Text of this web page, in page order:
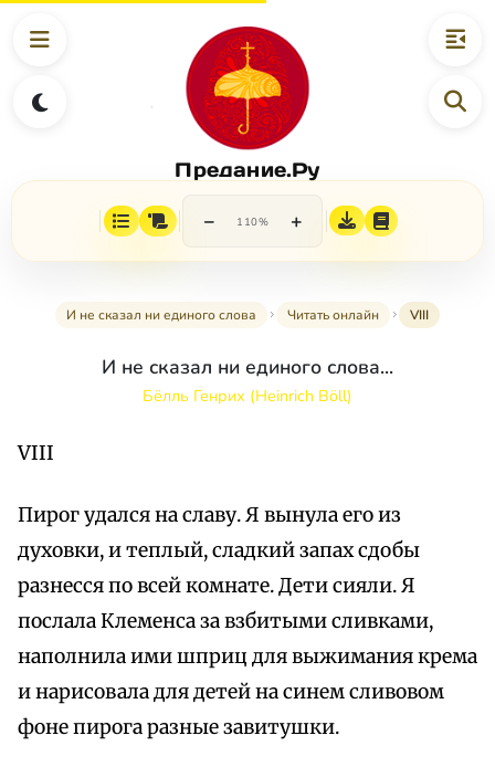
Предание.Ру
− 110% +
И не сказал ни единого слова Читать онлайн VIII
И не сказал ни единого слова...
Бёлль Генрих (Heinrich Böll)
VIII
Пирог удался на славу. Я вынула его из
духовки, и теплый, сладкий запах сдобы
разнесся по всей комнате. Дети сияли. Я
послала Клеменса за взбитыми сливками,
наполнила ими шприц для выжимания крема
и нарисовала для детей на синем сливовом
фоне пирога разные завитушки.